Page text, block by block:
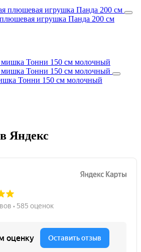
игрушка Панда 200 см
Тонни 150 см молочный
Яндекс